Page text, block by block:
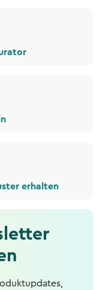
erhalten